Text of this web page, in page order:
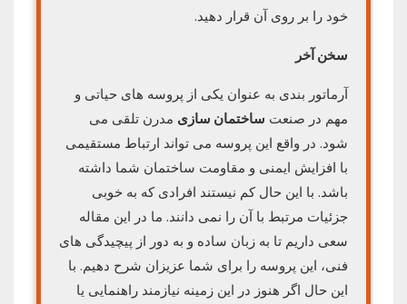
خود را بر روی آن قرار دهید.
سخن آخر
آرماتور بندی به عنوان یکی از پروسه های حیاتی و
مهم در صنعت ساختمان سازی مدرن تلقی می
شود. در واقع این پروسه می تواند ارتباط مستقیمی
با افزایش ایمنی و مقاومت ساختمان شما داشته
باشد. با این حال کم نیستند افرادی که به خوبی
جزئیات مرتبط با آن را نمی دانند. ما در این مقاله
سعی داریم تا به زبان ساده و به دور از پیچیدگی های
فنی، این پروسه را برای شما عزیزان شرح دهیم. با
این حال اگر هنوز در این زمینه نیازمند راهنمایی یا